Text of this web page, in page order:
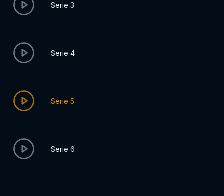
Serie 3
Serie 4
Serie 5
Serie 6